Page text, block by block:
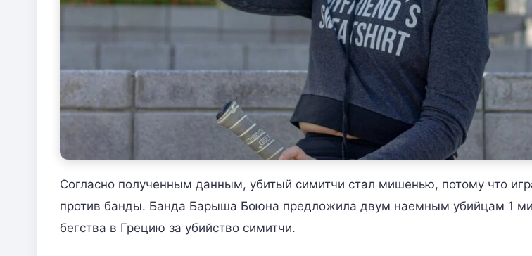
Согласно полученным данным, убитый симитчи стал мишенью, потому что
против банды. Банда Барыша Боюна предложила двум наемным убийцам 1
бегства в Грецию за убийство симитчи.